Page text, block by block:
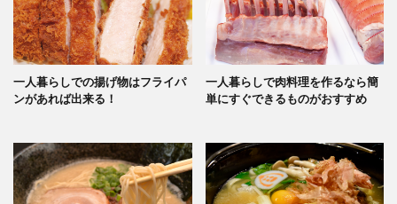
一人暮らしでの揚げ物はフライパ
ンがあれば出来る！
一人暮らしで肉料理を作るなら簡
単にすぐできるものがおすすめ